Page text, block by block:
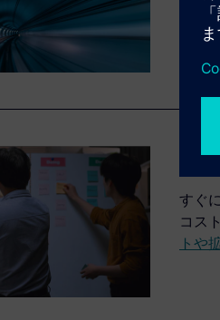
グな
柔
すぐ
コス
トや